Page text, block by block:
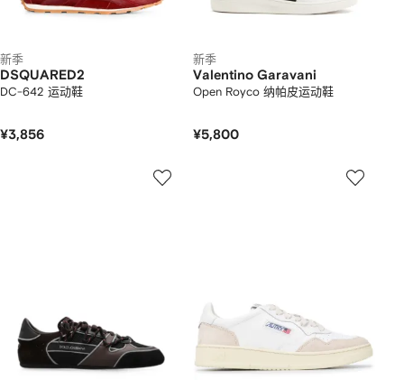
新季
DSQUARED2
DC-642 运动鞋
¥3,856
新季
Valentino Garavani
Open Royco 纳帕皮运动鞋
¥5,800